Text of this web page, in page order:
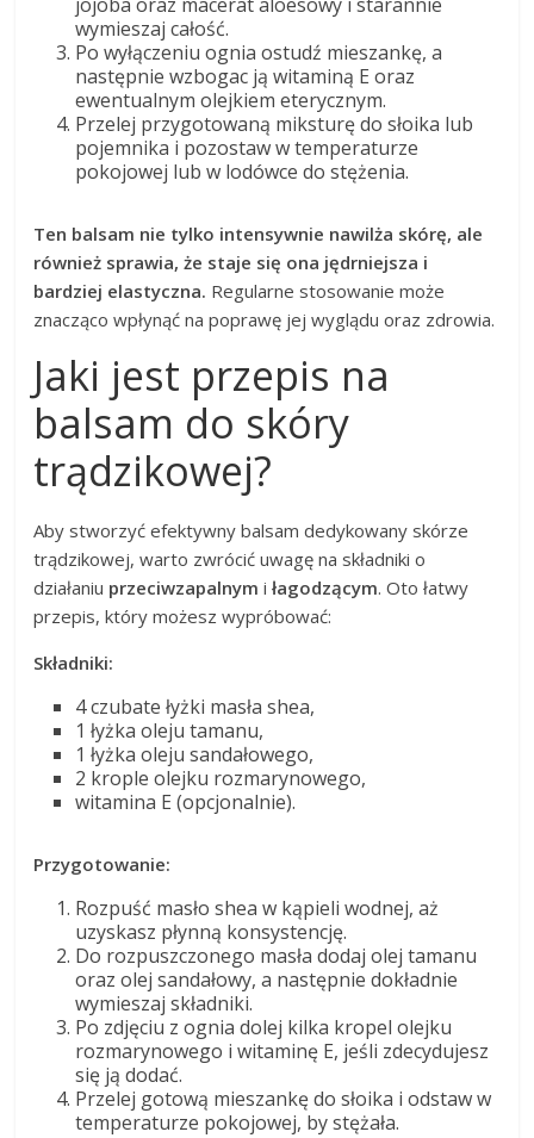
wymieszaj całość.
Po wyłączeniu ognia ostudź mieszankę, a
następnie wzbogac ją witaminą E oraz
ewentualnym olejkiem eterycznym.
Przelej przygotowaną miksturę do słoika lub
pojemnika i pozostaw w temperaturze
pokojowej lub w lodówce do stężenia.
Ten balsam nie tylko intensywnie nawilża skórę, ale
również sprawia, że staje się ona jędrniejsza i
bardziej elastyczna. Regularne stosowanie może
znacząco wpłynąć na poprawę jej wyglądu oraz zdrowia.
Jaki jest przepis na
balsam do skóry
trądzikowej?
Aby stworzyć efektywny balsam dedykowany skórze
trądzikowej, warto zwrócić uwagę na składniki o
działaniu przeciwzapalnym iłagodzącym. Oto łatwy
przepis, który możesz wypróbować:
Składniki:
4 czubate łyżki masła shea,
1 łyżka oleju tamanu,
1 łyżka oleju sandałowego,
2 krople olejku rozmarynowego,
witamina E (opcjonalnie).
Przygotowanie:
Rozpuść masło shea w kąpieli wodnej, aż
uzyskasz płynną konsystencję.
Do rozpuszczonego masła dodaj olej tamanu
oraz olej sandałowy, a następnie dokładnie
wymieszaj składniki.
Po zdjęciu z ognia dolej kilka kropel olejku
rozmarynowego i witaminę E, jeśli zdecydujesz
się ją dodać.
Przelej gotową mieszankę do słoika i odstaw w
temperaturze pokojowej, by stężała.